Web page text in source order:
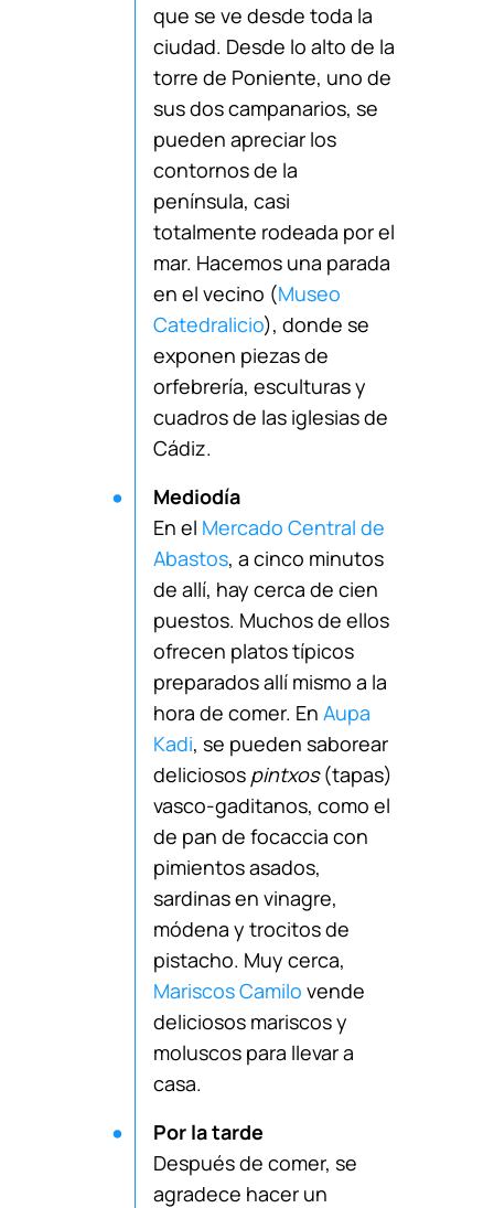
que se ve desde toda la
ciudad. Desde lo alto de la
torre de Poniente, uno de
sus dos campanarios, se
pueden apreciar los
contornos de la
península, casi
totalmente rodeada por el
mar. Hacemos una parada
en el vecino (Museo
Catedralicio), donde se
exponen piezas de
orfebrería, esculturas y
cuadros de las iglesias de
Cádiz.
Mediodía
En el Mercado Central de
Abastos, a cinco minutos
de allí, hay cerca de cien
puestos. Muchos de ellos
ofrecen platos típicos
preparados allí mismo a la
hora de comer. En Aupa
Kadi, se pueden saborear
deliciosos pintxos(tapas)
vasco-gaditanos, como el
de pan de focaccia con
pimientos asados,
sardinas en vinagre,
módena y trocitos de
pistacho. Muy cerca,
Mariscos Camilo vende
deliciosos mariscos y
moluscos para llevar a
casa.
Por la tarde
Después de comer, se
agradece hacer un